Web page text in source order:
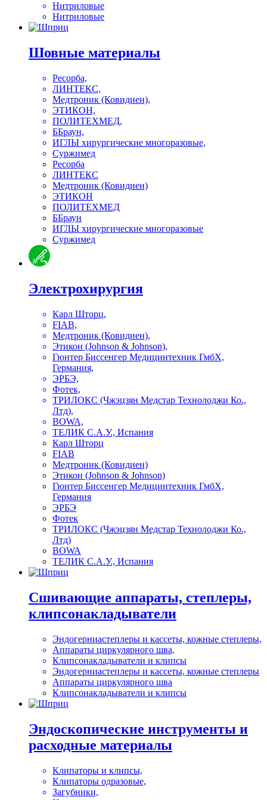
Нитриловые
Нитриловые
Шовные материалы
Ресорба,
ЛИНТЕКС,
Медтроник (Ковидиен),
ЭТИКОН,
ПОЛИТЕХМЕД,
ББраун,
ИГЛЫ хирургические многоразовые,
Суржимед
Ресорба
ЛИНТЕКС
Медтроник (Ковидиен)
ЭТИКОН
ПОЛИТЕХМЕД
ББраун
ИГЛЫ хирургические многоразовые
Суржимед
Электрохирургия
Карл Шторц,
FIAB,
Медтроник (Ковидиен),
Этикон (Johnson & Johnson),
Гюнтер Биссенгер Медицинтехник ГмбХ,
Германия,
ЭРБЭ,
Фотек,
ТРИЛОКС (Чжэцзян Медстар Технолоджи Ко.,
Лтд),
BOWA,
ТЕЛИК С.А.У., Испания
Карл Шторц
FIAB
Медтроник (Ковидиен)
Этикон (Johnson & Johnson)
Гюнтер Биссенгер Медицинтехник ГмбХ,
Германия
ЭРБЭ
Фотек
ТРИЛОКС (Чжэцзян Медстар Технолоджи Ко.,
Лтд)
BOWA
ТЕЛИК С.А.У., Испания
Сшивающие аппараты, степлеры,
клипсонакладыватели
Эндогерниастеплеры и кассеты, кожные степлеры,
Аппараты циркулярного шва,
Клипсонакладыватели и клипсы
Эндогерниастеплеры и кассеты, кожные степлеры
Аппараты циркулярного шва
Клипсонакладыватели и клипсы
Эндоскопические инструменты и
расходные материалы
Клипаторы и клипсы,
Клипаторы одразовые,
Загубники,